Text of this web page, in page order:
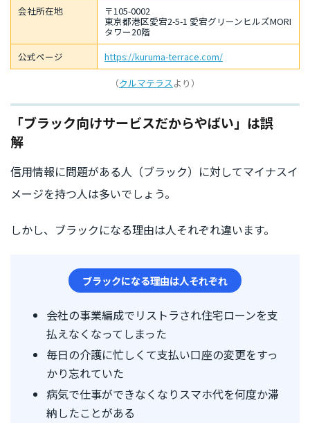
会社所在地
〒105-0002
東京都港区愛宕2-5-1 愛宕グリーンヒルズMORI
タワー20階
公式ページ
https://kuruma-terrace.com/
（クルマテラス より）
「ブラック向けサービスだからやばい」は誤
解
信用情報に問題がある人（ブラック）に対してマイナスイ
メージを持つ人は多いでしょう。
しかし、ブラックになる理由は人それぞれ違います。
ブラックになる理由は人それぞれ
会社の事業編成でリストラされ住宅ローンを支
払えなくなってしまった
毎日の介護に忙しくて支払い口座の変更をすっ
かり忘れていた
病気で仕事ができなくなりスマホ代を何度か滞
納したことがある